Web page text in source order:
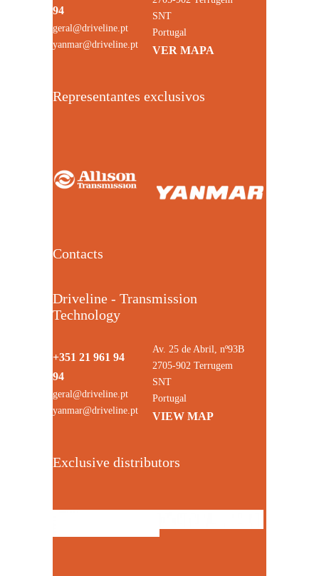
94
geral@driveline.pt
yanmar@driveline.pt
SNT
Portugal
VER MAPA
Representantes exclusivos
Contacts
Driveline - Transmission
Technology
+351 21 961 94
94
geral@driveline.pt
yanmar@driveline.pt
Av. 25 de Abril, nº93B
2705-902 Terrugem
SNT
Portugal
VIEW MAP
Exclusive distributors